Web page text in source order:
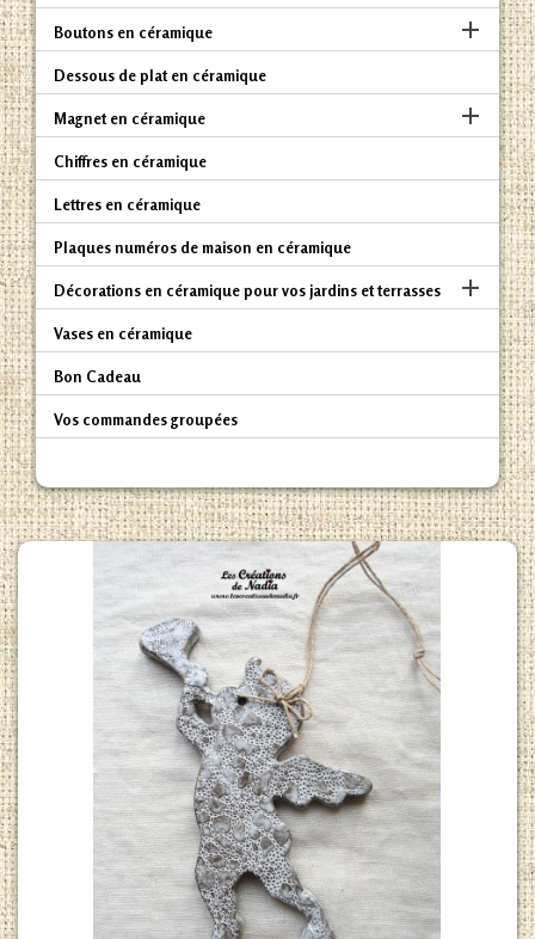
Boutons en céramique 
Dessous de plat en céramique
Magnet en céramique 
Chiffres en céramique
Lettres en céramique
Plaques numéros de maison en céramique
Décorations en céramique pour vos jardins et terrasses 
Vases en céramique
Bon Cadeau
Vos commandes groupées